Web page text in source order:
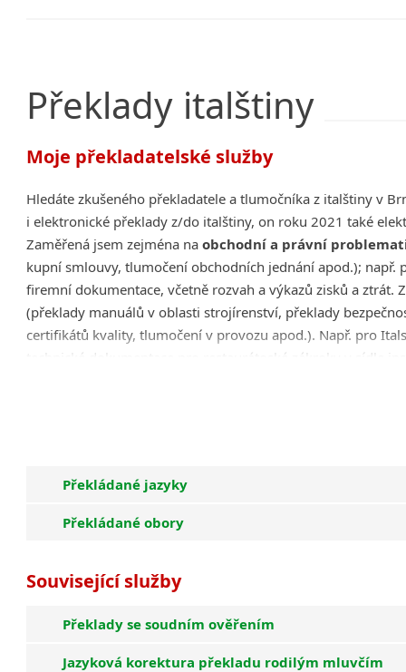
Překlady italštiny
Moje překladatelské služby
Hledáte zkušeného překladatele a tlumočníka z italštiny v
i elektronické překlady z/do italštiny, on roku 2021 také
Zaměřená jsem zejména naobchodní a právní
kupní smlouvy, tlumočení obchodních jednání apod.);
firemní dokumentace, včetně rozvah a výkazů zisků a ztrát.
(překlady manuálů v oblasti strojírenství, překlady
certifikátů kvality, tlumočení v provozu apod.). Např. pro
technické dokumentace pro restaurátoské zákroky v sídle
Překládané jazyky
Překládané obory
Související služby
Překlady se soudním ověřením
Jazyková korektura překladu rodilým mluvčím